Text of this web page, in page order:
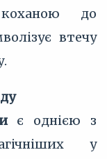
до
втечу
є однією з
у